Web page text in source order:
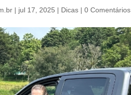
| jul 17, 2025 | Dicas |0 Comentários